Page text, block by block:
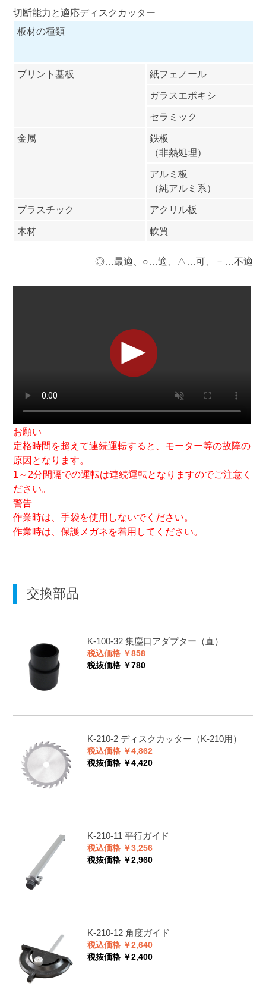
切断能力と適応ディスクカッター
板材の種類
プリント基板
紙フェノール
ガラスエポキシ
セラミック
金属
鉄板
（非熱処理）
アルミ板
（純アルミ系）
プラスチック
アクリル板
木材
軟質
◎…最適、○…適、△…可、－…不適
お願い
定格時間を超えて連続運転すると、モーター等の故障の
原因となります。
1～2分間隔での運転は連続運転となりますのでご注意く
ださい。
警告
作業時は、手袋を使用しないでください。
作業時は、保護メガネを着用してください。
交換部品
K-100-32 集塵口アダプター（直）
税込価格 ￥858
税抜価格 ￥780
K-210-2 ディスクカッター（K-210用）
税込価格 ￥4,862
税抜価格 ￥4,420
K-210-11 平行ガイド
税込価格 ￥3,256
税抜価格 ￥2,960
K-210-12 角度ガイド
税込価格 ￥2,640
税抜価格 ￥2,400